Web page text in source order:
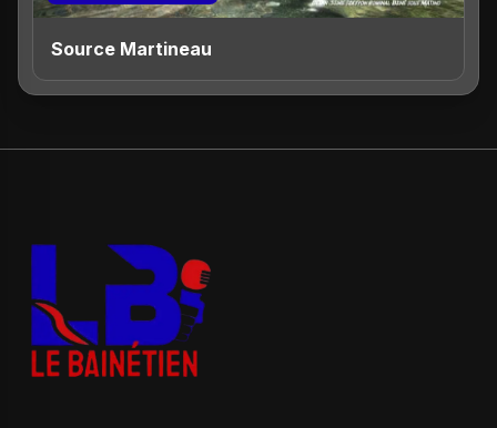
Source Martineau